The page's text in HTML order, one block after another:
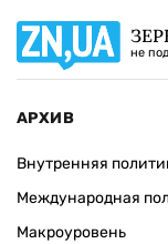
не
АРХИВ
Внутренняя
Международная
Макроуровень